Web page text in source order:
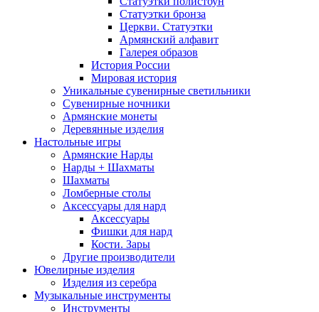
Статуэтки бронза
Церкви. Статуэтки
Армянский алфавит
Галерея образов
История России
Мировая история
Уникальные сувенирные светильники
Сувенирные ночники
Армянские монеты
Деревянные изделия
Настольные игры
Армянские Нарды
Нарды + Шахматы
Шахматы
Ломберные столы
Аксессуары для нард
Аксессуары
Фишки для нард
Кости. Зары
Другие производители
Ювелирные изделия
Изделия из серебра
Музыкальные инструменты
Инструменты